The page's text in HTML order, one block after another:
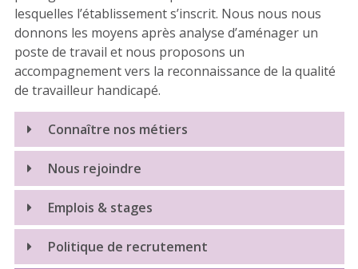
lesquelles l’établissement s’inscrit. Nous nous nous
donnons les moyens après analyse d’aménager un
poste de travail et nous proposons un
accompagnement vers la reconnaissance de la qualité
de travailleur handicapé.
Connaître nos métiers
Nous rejoindre
Emplois & stages
Politique de recrutement